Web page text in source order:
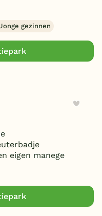
gezinnen
eigen manege